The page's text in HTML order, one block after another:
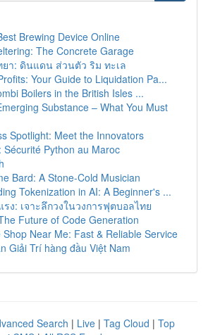
Brewing Device Online
The Concrete Garage
า: ดินแดน ส่วนตัว ริม ทะเล
Your Guide to Liquidation Pa...
Boilers in the British Isles ...
Substance – What You Must
Spotlight: Meet the Innovators
Sécurité Python au Maroc
Bard: A Stone-Cold Musician
Tokenization in AI: A Beginner's ...
ง: เจาะลึกวงในวงการฟุตบอลไทย
Future of Code Generation
Shop Near Me: Fast & Reliable Service
Giải Trí hàng đầu Việt Nam
Search | Live | Tag Cloud | Top